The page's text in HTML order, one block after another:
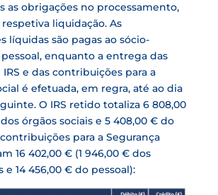
as obrigações no processamento,
liquidação. As
líquidas são pagas ao sócio-
enquanto a entrega das
e das contribuições para a
é efetuada, em regra, até ao dia
O IRS retido totaliza 6 808,00
órgãos sociais e 5 408,00 € do
para a Segurança
16 402,00 € (1 946,00 € dos
e 14 456,00 € do pessoal):